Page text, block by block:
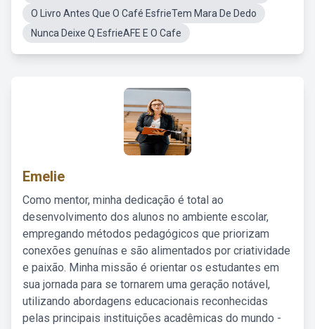
O Livro Antes Que O Café EsfrieTem Mara De Dedo
Nunca Deixe Q EsfrieAFE E O Cafe
Emelie
Como mentor, minha dedicação é total ao
desenvolvimento dos alunos no ambiente escolar,
empregando métodos pedagógicos que priorizam
conexões genuínas e são alimentados por criatividade
e paixão. Minha missão é orientar os estudantes em
sua jornada para se tornarem uma geração notável,
utilizando abordagens educacionais reconhecidas
pelas principais instituições acadêmicas do mundo -